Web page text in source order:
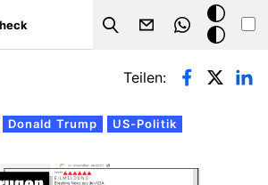
Search
Dark
Mode
Donald Trump US-Politik
Teilen: